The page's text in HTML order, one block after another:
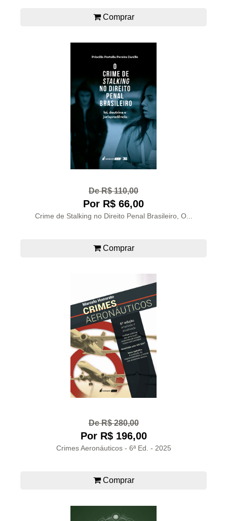
Comprar
De R$ 110,00
Por R$ 66,00
Crime de Stalking no Direito Penal Brasileiro, O...
Comprar
De R$ 280,00
Por R$ 196,00
Crimes Aeronáuticos - 6ª Ed. - 2025
Comprar